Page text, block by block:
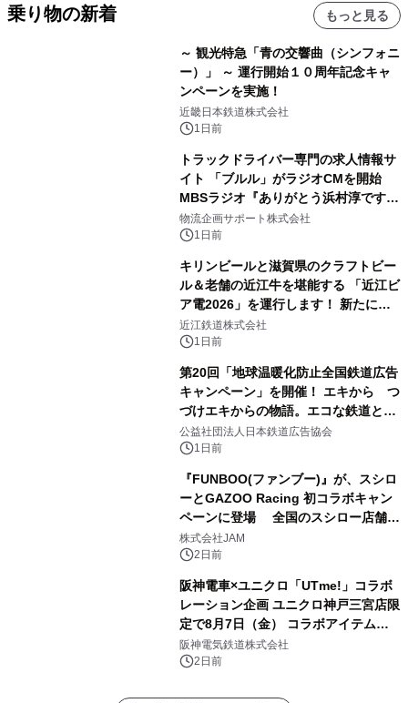
乗り物の新着 もっと見る
～ 観光特急「青の交響曲（シンフォニ
ー）」 ～ 運行開始１０周年記念キャ
ンペーンを実施！
近畿日本鉄道株式会社
1日前
トラックドライバー専門の求人情報サ
イト 「ブルル」がラジオCMを開始
MBSラジオ『ありがとう浜村淳です』
にて8月1日(土)より
物流企画サポート株式会社
1日前
キリンビールと滋賀県のクラフトビー
ル＆老舗の近江牛を堪能する 「近江ビ
ア電2026」を運行します！ 新たに
「長濱浪漫ビール」が参加！キリン一
番搾り飲み放題が復活！
近江鉄道株式会社
1日前
第20回「地球温暖化防止全国鉄道広告
キャンペーン」を開催！ エキから つ
づけエキからの物語。エコな鉄道とと
もに。
公益社団法人日本鉄道広告協会
1日前
『FUNBOO(ファンブー)』が、スシロ
ーとGAZOO Racing 初コラボキャン
ペーンに登場 全国のスシロー店舗で
GR 4車種の FUNBOO(ミニカー)付き
メニューが展開されます
株式会社JAM
2日前
阪神電車×ユニクロ「UTme!」コラボ
レーション企画 ユニクロ神戸三宮店限
定で8月7日（金） コラボアイテムが
発売決定！
阪神電気鉄道株式会社
2日前